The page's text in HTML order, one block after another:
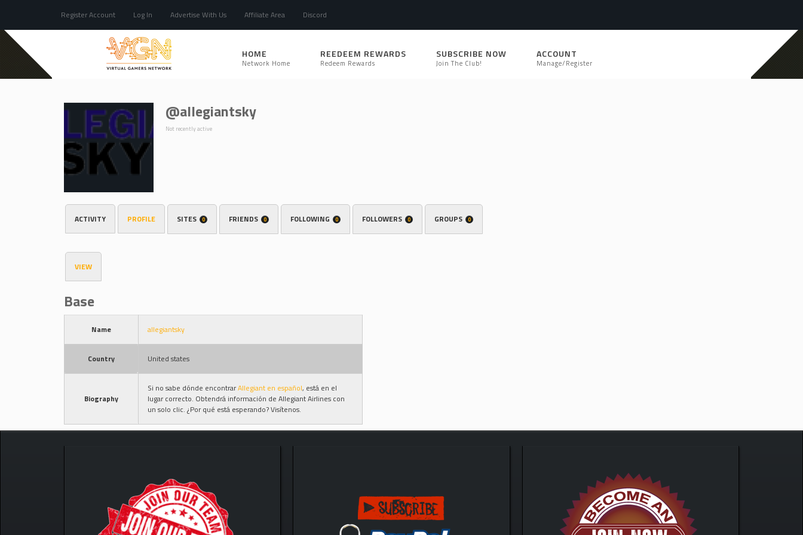
Register Account Log In Advertise With Us Affiliate Area Discord
HOME
Network Home
REEDEEM REWARDS
Redeem Rewards
SUBSCRIBE NOW
Join The Club!
ACCOUNT
Manage/Register
@allegiantsky
Not recently active
ACTIVITY PROFILE SITES 0 FRIENDS 0 FOLLOWING 0 FOLLOWERS 0 GROUPS 0
VIEW
Base
Name allegiantsky
Country United states
Biography
Si no sabe dónde encontrarAllegiant en español, está en el
lugar correcto. Obtendrá información de Allegiant Airlines con
un solo clic. ¿Por qué está esperando? Visítenos.